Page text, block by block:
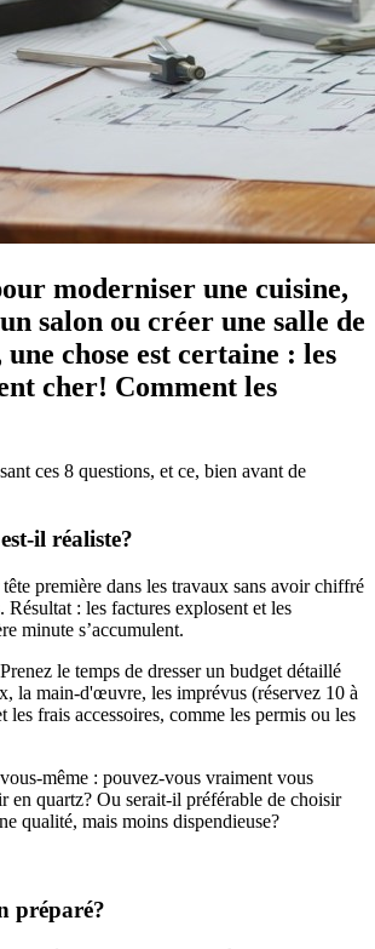
moderniser une cuisine,
salon ou créer une salle de
chose est certaine : les
cher! Comment les
ces 8 questions, et ce, bien avant de
il réaliste?
tête première dans les travaux sans avoir chiffré
Résultat : les factures explosent et les
minute s’accumulent.
le temps de dresser un budget détaillé
la main-d'œuvre, les imprévus (réservez 10 à
les frais accessoires, comme les permis ou les
même : pouvez-vous vraiment vous
en quartz? Ou serait-il préférable de choisir
qualité, mais moins dispendieuse?
préparé?